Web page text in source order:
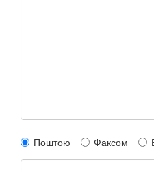
Поштою Факсом